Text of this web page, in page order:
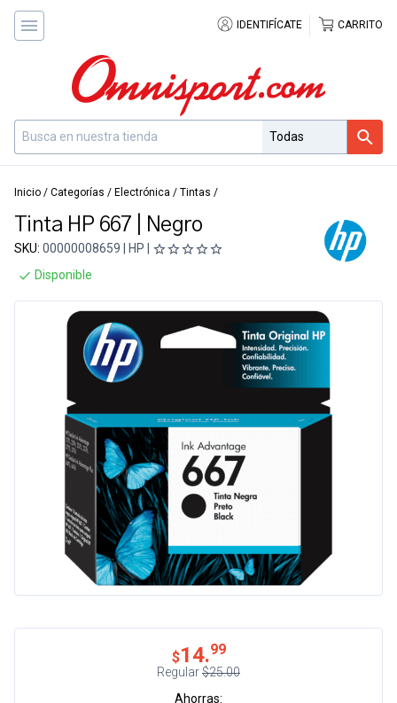
IDENTIFÍCATE CARRITO
Inicio / Categorías / Electrónica / Tintas /
Tinta HP 667 | Negro
SKU: 00000008659 | HP |
Disponible
$14.99
Regular$25.00
Ahorras: